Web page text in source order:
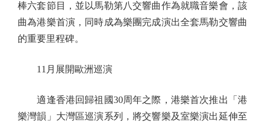
棒六套節目，並以馬勒第八交響曲作為就職音樂會，該
曲為港樂首演，同時成為樂團完成演出全套馬勒交響曲
的重要里程碑。
11月展開歐洲巡演
適逢香港回歸祖國30周年之際，港樂首次推出「港
樂灣韻」大灣區巡演系列，將交響樂及室樂演出延伸至